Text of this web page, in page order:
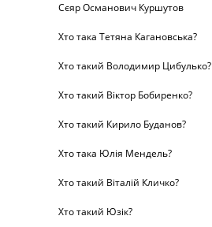
Сєяр Османович Куршутов
Хто така Тетяна Кагановська?
Хто такий Володимир Цибулько?
Хто такий Віктор Бобиренко?
Хто такий Кирило Буданов?
Хто така Юлія Мендель?
Хто такий Віталій Кличко?
Хто такий Юзік?